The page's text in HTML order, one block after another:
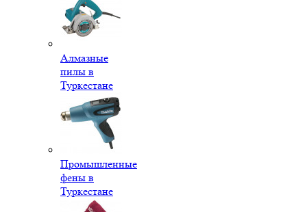
Алмазные
пилы в
Туркестане
Промышленные
фены в
Туркестане